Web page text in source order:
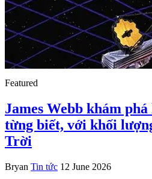
Featured
James Webb khám
từng biết, với khối
Trời
Bryan Tin tức 12 June 2026